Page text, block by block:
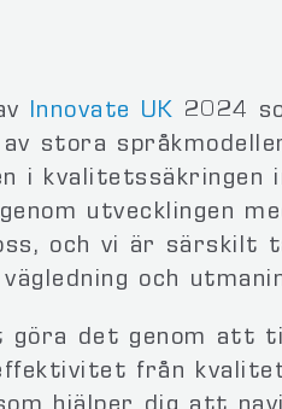
Innovate UK 2024
av stora
i kvalitetssäkringen
utvecklingen
och vi är särskilt
och
det genom att
från